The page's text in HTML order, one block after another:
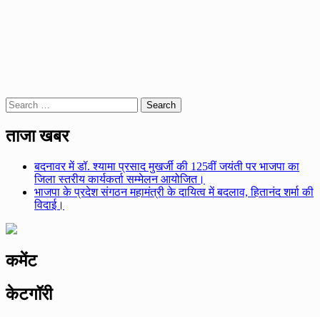
Search
for:
ताजा खबर
बदनावर में डॉ. श्यामा प्रसाद मुखर्जी की 125वीं जयंती पर भाजपा का
जिला स्तरीय कार्यकर्ता सम्मेलन आयोजित।
भाजपा के प्रदेश संगठन महामंत्री के दायित्व में बदलाव, हितानंद शर्मा की
विदाई।
कमेंट
केटगॉरी